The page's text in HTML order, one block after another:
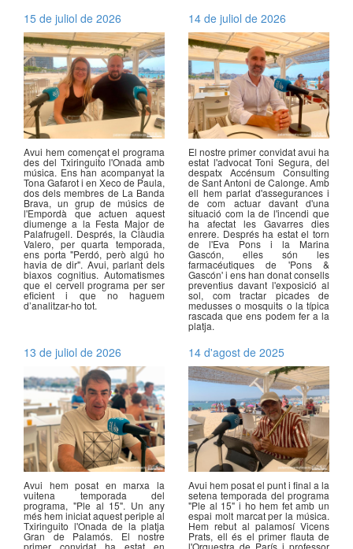
15 de juliol de 2026
Avui hem començat el programa
des del Txiringuito l'Onada amb
música. Ens han acompanyat la
Tona Gafarot i en Xeco de Paula,
dos dels membres de La Banda
Brava, un grup de músics de
l'Empordà que actuen aquest
diumenge a la Festa Major de
Palafrugell. Després, la Clàudia
Valero, per quarta temporada,
ens porta "Perdó, però algú ho
havia de dir". Avui, parlant dels
biaxos cognitius. Automatismes
que el cervell programa per ser
eficient i que no haguem
d’analitzar-ho tot.
14 de juliol de 2026
El nostre primer convidat avui ha
estat l'advocat Toni Segura, del
despatx Accénsum Consulting
de Sant Antoni de Calonge. Amb
ell hem parlat d'assegurances i
de com actuar davant d'una
situació com la de l'incendi que
ha afectat les Gavarres dies
enrere. Després ha estat el torn
de l'Eva Pons i la Marina
Gascón, elles són les
farmacéutiques de 'Pons &
Gascón' i ens han donat consells
preventius davant l'exposició al
sol, com tractar picades de
medusses o mosquits o la típica
rascada que ens podem fer a la
platja.
13 de juliol de 2026
Avui hem posat en marxa la
vuitena temporada del
programa, "Ple al 15". Un any
més hem iniciat aquest periple al
Txiringuito l'Onada de la platja
Gran de Palamós. El nostre
primer convidat ha estat en
14 d'agost de 2025
Avui hem posat el punt i final a la
setena temporada del programa
"Ple al 15" i ho hem fet amb un
espai molt marcat per la música.
Hem rebut al palamosí Vicens
Prats, ell és el primer flauta de
l'Orquestra de París i professor